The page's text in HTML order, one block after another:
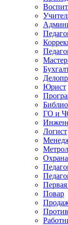
Юрист
ГО и
Логист
Охрана
Повар